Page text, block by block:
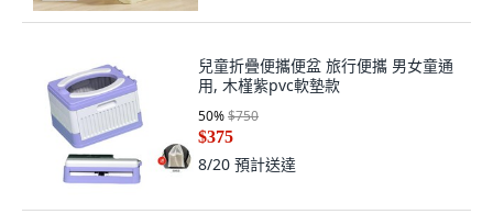
兒童折疊便攜便盆 旅行便攜 男女童通
用, 木槿紫pvc軟墊款
50%$750
$375
8/20 預計送達